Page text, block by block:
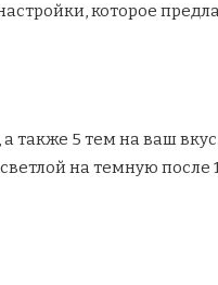
которое
также 5 тем на ваш
на темную после